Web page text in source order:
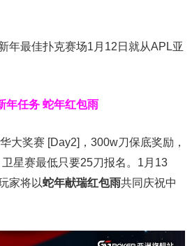
年最佳扑克赛场1月12日就从APL亚
年任务 蛇年红包雨
大奖赛 [Day2]，300w刀保底奖励，
星赛最低只要25刀报名。1月13
家将以蛇年献瑞红包雨共同庆祝中